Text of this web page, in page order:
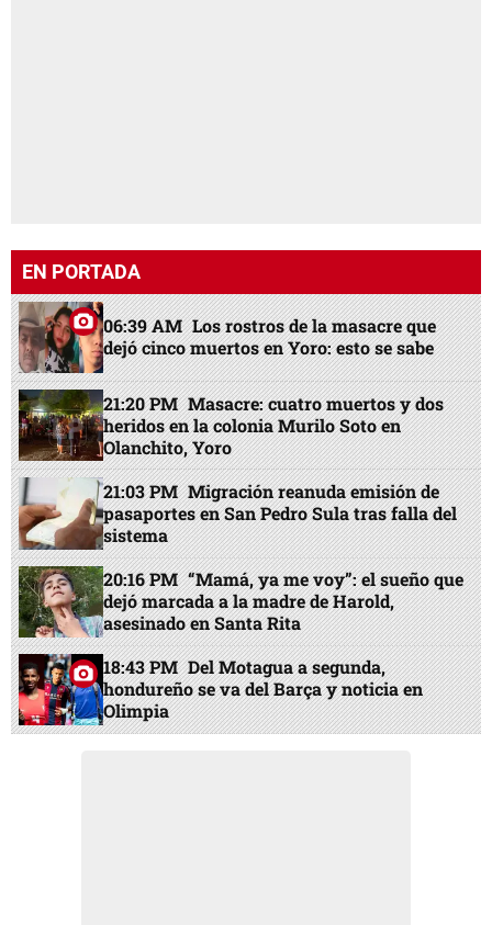
EN PORTADA
06:39 AM Los rostros de la masacre que
dejó cinco muertos en Yoro: esto se sabe
21:20 PM Masacre: cuatro muertos y dos
heridos en la colonia Murilo Soto en
Olanchito, Yoro
21:03 PM Migración reanuda emisión de
pasaportes en San Pedro Sula tras falla del
sistema
20:16 PM “Mamá, ya me voy”: el sueño que
dejó marcada a la madre de Harold,
asesinado en Santa Rita
18:43 PM Del Motagua a segunda,
hondureño se va del Barça y noticia en
Olimpia